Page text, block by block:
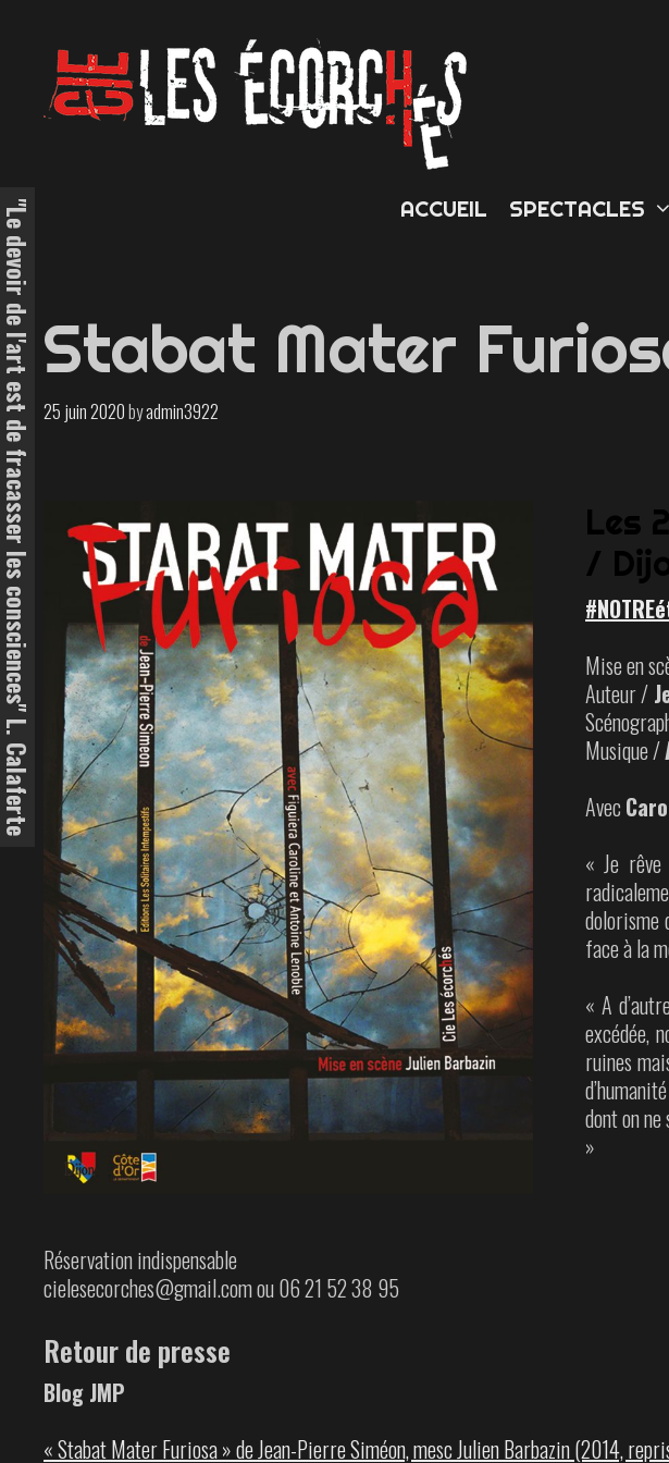
ACCUEIL SPECTACLES
Stabat Mater
25 juin 2020byadmin3922
Les
/
Mise en
Auteur /
Musique /
Avec
« Je rêve
dolorisme
face à la
« A
excédée,
ruines
dont on
»
Réservation indispensable
cielesecorches@gmail.com ou 06 21 52 38 95
Retour de presse
Blog JMP
« Stabat Mater Furiosa » de Jean-Pierre Siméon, mesc Julien Barbazin (2014,
"Le devoir de l'art est de fracasser les consciences" L. Calaferte